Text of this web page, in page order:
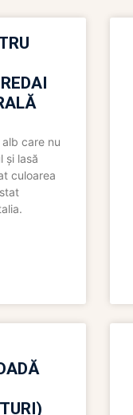
care nu
și lasă
culoarea